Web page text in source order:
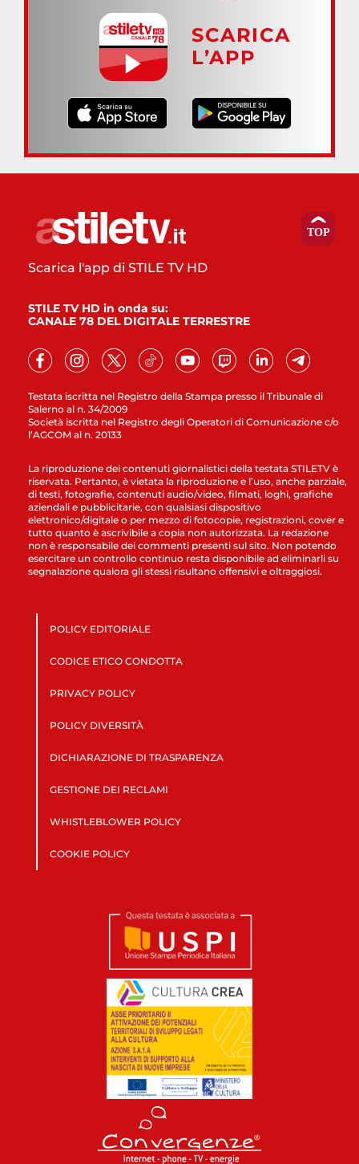
SCARICA
L’APP
Testata iscritta nel Registro della Stampa presso il Tribunale di
Salerno al n. 34/2009
Società iscritta nel Registro degli Operatori di Comunicazione c/o
l’AGCOM al n. 20133
Scarica l'app di STILE TV HD
STILE TV HD in onda su:
CANALE 78 DEL DIGITALE TERRESTRE
La riproduzione dei contenuti giornalistici della testata STILETV è
riservata. Pertanto, è vietata la riproduzione e l’uso, anche parziale,
di testi, fotografie, contenuti audio/video, filmati, loghi, grafiche
aziendali e pubblicitarie, con qualsiasi dispositivo
elettronico/digitale o per mezzo di fotocopie, registrazioni, cover e
tutto quanto è ascrivibile a copia non autorizzata. La redazione
non è responsabile dei commenti presenti sul sito. Non potendo
esercitare un controllo continuo resta disponibile ad eliminarli su
segnalazione qualora gli stessi risultano offensivi e oltraggiosi.
POLICY EDITORIALE
CODICE ETICO CONDOTTA
PRIVACY POLICY
POLICY DIVERSITÀ
DICHIARAZIONE DI TRASPARENZA
GESTIONE DEI RECLAMI
WHISTLEBLOWER POLICY
COOKIE POLICY